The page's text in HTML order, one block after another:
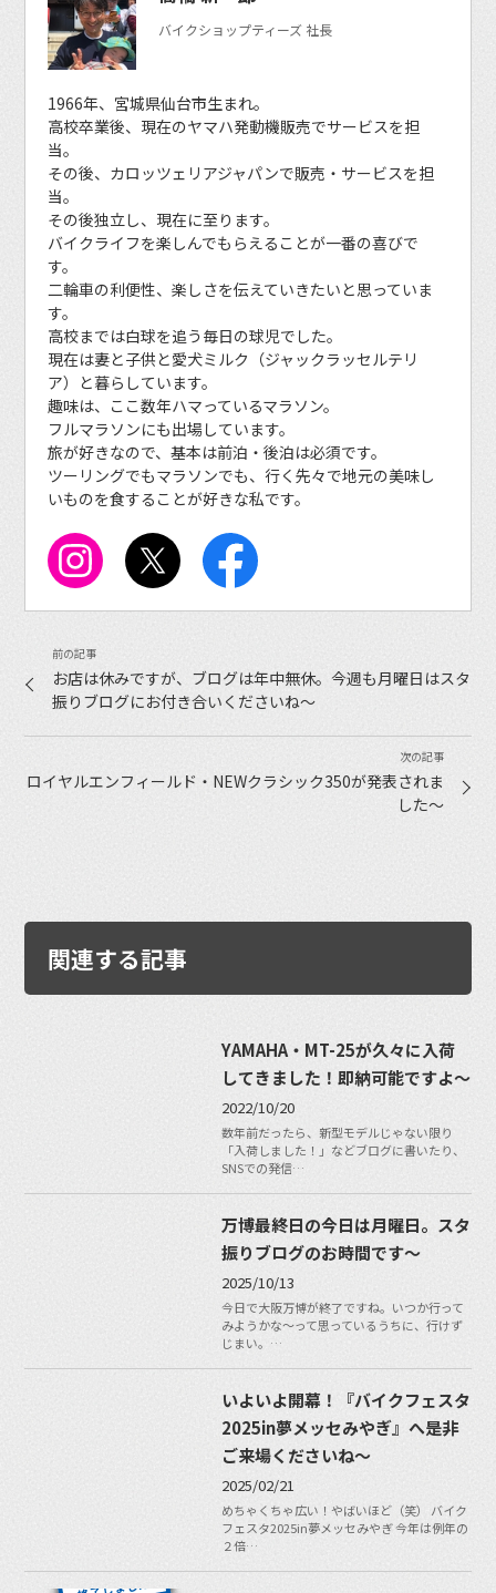
バイクショップティーズ 社長
1966年、宮城県仙台市生まれ。
高校卒業後、現在のヤマハ発動機販売でサービスを担
当。
その後、カロッツェリアジャパンで販売・サービスを担
当。
その後独立し、現在に至ります。
バイクライフを楽しんでもらえることが一番の喜びで
す。
二輪車の利便性、楽しさを伝えていきたいと思っていま
す。
高校までは白球を追う毎日の球児でした。
現在は妻と子供と愛犬ミルク（ジャックラッセルテリ
ア）と暮らしています。
趣味は、ここ数年ハマっているマラソン。
フルマラソンにも出場しています。
旅が好きなので、基本は前泊・後泊は必須です。
ツーリングでもマラソンでも、行く先々で地元の美味し
いものを食することが好きな私です。
お店は休みですが、ブログは年中無休。今週も月曜日はスタ
振りブログにお付き合いくださいね〜
ロイヤルエンフィールド・NEWクラシック350が発表されま
した〜
関連する記事
YAMAHA・MT-25が久々に入荷
してきました！即納可能ですよ〜
2022/10/20
数年前だったら、新型モデルじゃない限り
「入荷しました！」などブログに書いたり、
SNSでの発信…
万博最終日の今日は月曜日。スタ
振りブログのお時間です〜
2025/10/13
今日で大阪万博が終了ですね。いつか行って
みようかな〜って思っているうちに、行けず
じまい。…
いよいよ開幕！『バイクフェスタ
2025in夢メッセみやぎ』へ是非
ご来場くださいね〜
2025/02/21
めちゃくちゃ広い！やばいほど（笑） バイク
フェスタ2025in夢メッセみやぎ 今年は例年の
２倍…